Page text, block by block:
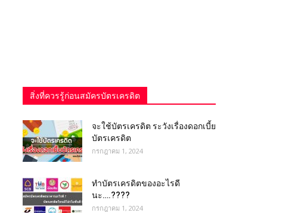
สิ่งที่ควรรู้ก่อนสมัครบัตรเครดิต
จะใช้บัตรเครดิต ระวังเรื่องดอกเบี้ย
บัตรเครดิต
กรกฎาคม 1, 2024
ทําบัตรเครดิตของอะไรดี
นะ….????
กรกฎาคม 1, 2024